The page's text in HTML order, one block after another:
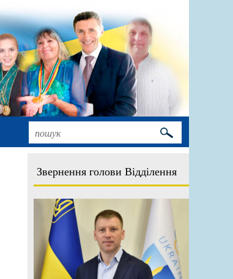
Звернення голови Відділення